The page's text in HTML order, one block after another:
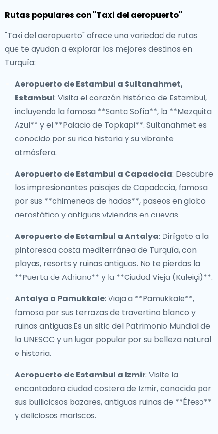
Rutas populares con "Taxi del aeropuerto"
"Taxi del aeropuerto" ofrece una variedad de rutas
que te ayudan a explorar los mejores destinos en
Turquía:
Aeropuerto de Estambul a Sultanahmet,
Estambul: Visita el corazón histórico de Estambul,
incluyendo la famosa **Santa Sofía**, la **Mezquita
Azul** y el **Palacio de Topkapi**. Sultanahmet es
conocido por su rica historia y su vibrante
atmósfera.
Aeropuerto de Estambul a Capadocia: Descubre
los impresionantes paisajes de Capadocia, famosa
por sus **chimeneas de hadas**, paseos en globo
aerostático y antiguas viviendas en cuevas.
Aeropuerto de Estambul a Antalya: Dirígete a la
pintoresca costa mediterránea de Turquía, con
playas, resorts y ruinas antiguas. No te pierdas la
**Puerta de Adriano** y la **Ciudad Vieja (Kaleiçi)**.
Antalya a Pamukkale: Viaja a **Pamukkale**,
famosa por sus terrazas de travertino blanco y
ruinas antiguas.Es un sitio del Patrimonio Mundial de
la UNESCO y un lugar popular por su belleza natural
e historia.
Aeropuerto de Estambul a Izmir: Visite la
encantadora ciudad costera de Izmir, conocida por
sus bulliciosos bazares, antiguas ruinas de **Éfeso**
y deliciosos mariscos.